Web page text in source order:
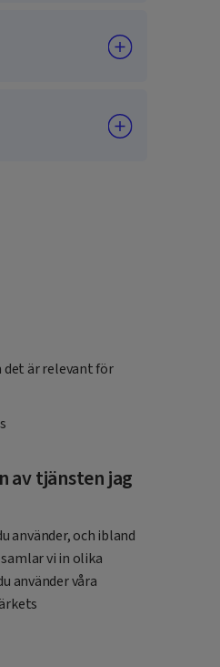
är relevant för
av tjänsten jag
använder, och ibland
vi in olika
använder våra